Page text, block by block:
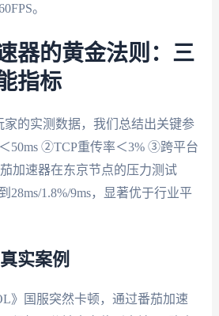
。
器的黄金法则：三
指标
家的实测数据，我们总结出关键参
50ms ②TCP重传率＜3% ③跨平台
加速器在东京节点的压力测试
28ms/1.8%/9ms，显著优于行业平
实案例
》国服突然卡顿，通过番茄加速